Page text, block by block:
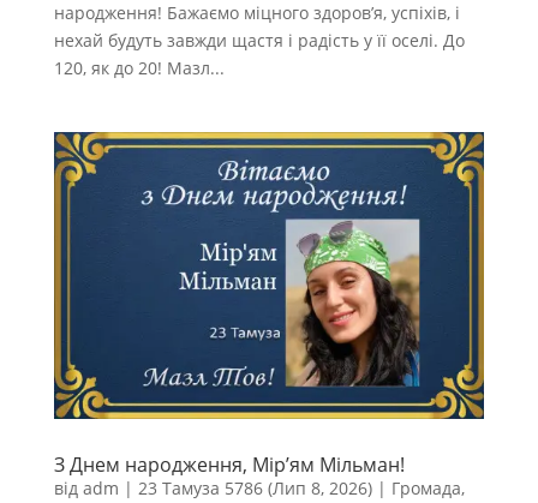
народження! Бажаємо міцного здоров’я, успіхів, і
нехай будуть завжди щастя і радість у її оселі. До
120, як до 20! Мазл...
З Днем народження, Мір’ям Мільман!
від adm | 23 Тамуза 5786 (Лип 8, 2026)| Громада,